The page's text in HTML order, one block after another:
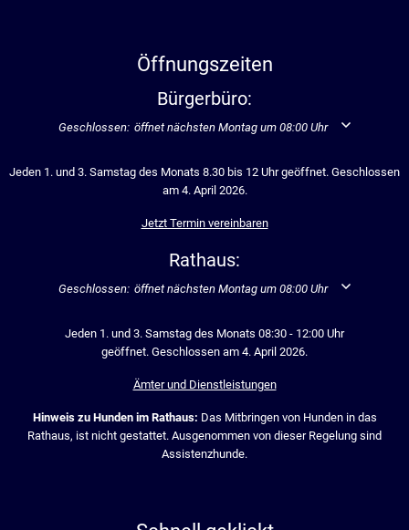
Öffnungszeiten
Bürgerbüro:
Klicken, um weitere Öffnungs- oder Schließzeiten auszublenden
Geschlossen: öffnet nächsten Montag um 08:00 Uhr
Jeden 1. und 3. Samstag des Monats 8.30 bis 12 Uhr geöffnet. Geschlossen
am 4. April 2026.
Jetzt Termin vereinbaren
Rathaus:
Klicken, um weitere Öffnungs- oder Schließzeiten auszublenden
Geschlossen: öffnet nächsten Montag um 08:00 Uhr
Jeden 1. und 3. Samstag des Monats 08:30 - 12:00 Uhr
geöffnet. Geschlossen am 4. April 2026.
Ämter und Dienstleistungen
Hinweis zu Hunden im Rathaus: Das Mitbringen von Hunden in das
Rathaus, ist nicht gestattet. Ausgenommen von dieser Regelung sind
Assistenzhunde.